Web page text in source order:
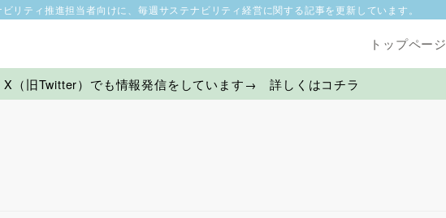
リティ推進担当者向けに、毎週サステナビリティ経営に関する記事を更新しています。
トップページ
X（旧Twitter）でも情報発信をしています→ 詳しくはコチラ